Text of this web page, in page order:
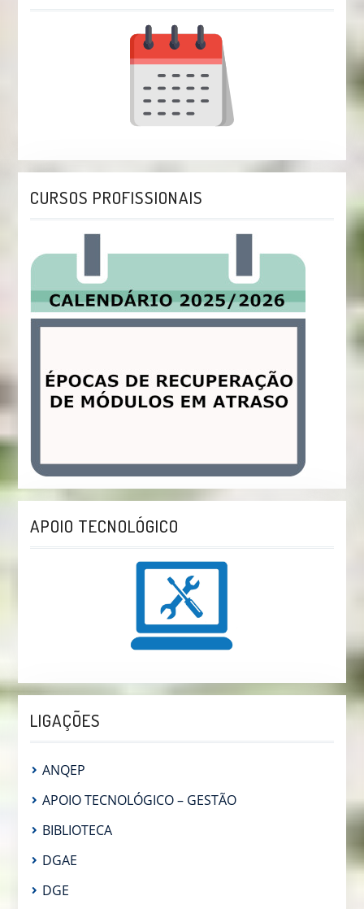
CURSOS PROFISSIONAIS
APOIO TECNOLÓGICO
LIGAÇÕES
ANQEP
APOIO TECNOLÓGICO – GESTÃO
BIBLIOTECA
DGAE
DGE